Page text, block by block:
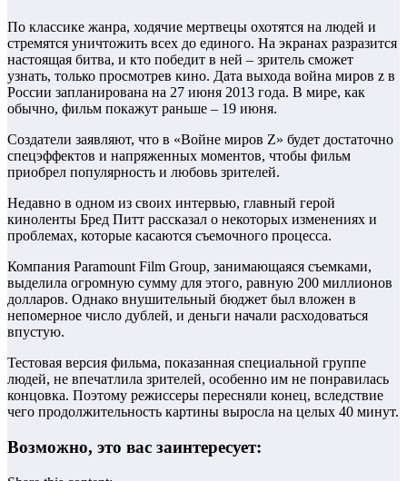
По классике жанра, ходячие мертвецы охотятся на людей и
стремятся уничтожить всех до единого. На экранах разразится
настоящая битва, и кто победит в ней – зритель сможет
узнать, только просмотрев кино. Дата выхода война миров z в
России запланирована на 27 июня 2013 года. В мире, как
обычно, фильм покажут раньше – 19 июня.
Создатели заявляют, что в «Войне миров Z» будет достаточно
спецэффектов и напряженных моментов, чтобы фильм
приобрел популярность и любовь зрителей.
Недавно в одном из своих интервью, главный герой
киноленты Бред Питт рассказал о некоторых изменениях и
проблемах, которые касаются съемочного процесса.
Компания Paramount Film Group, занимающаяся съемками,
выделила огромную сумму для этого, равную 200 миллионов
долларов. Однако внушительный бюджет был вложен в
непомерное число дублей, и деньги начали расходоваться
впустую.
Тестовая версия фильма, показанная специальной группе
людей, не впечатлила зрителей, особенно им не понравилась
концовка. Поэтому режиссеры пересняли конец, вследствие
чего продолжительность картины выросла на целых 40 минут.
Возможно, это вас заинтересует: